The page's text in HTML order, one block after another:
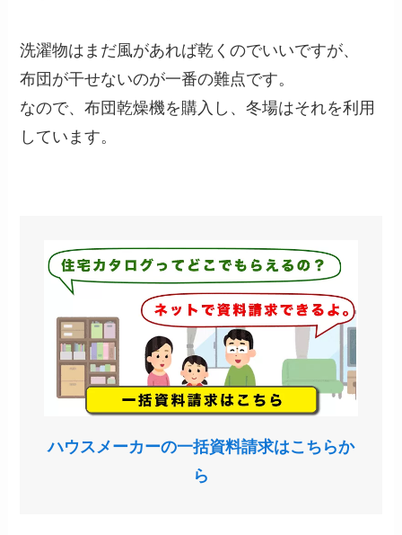
洗濯物はまだ風があれば乾くのでいいですが、
布団が干せないのが一番の難点です。
なので、布団乾燥機を購入し、冬場はそれを利用
しています。
ハウスメーカーの一括資料請求はこちらか
ら